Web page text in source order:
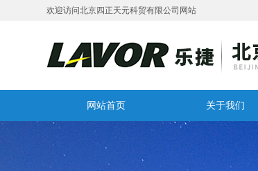
欢迎访问北京四正天元科贸有限公司网站
网站首页 关于我们